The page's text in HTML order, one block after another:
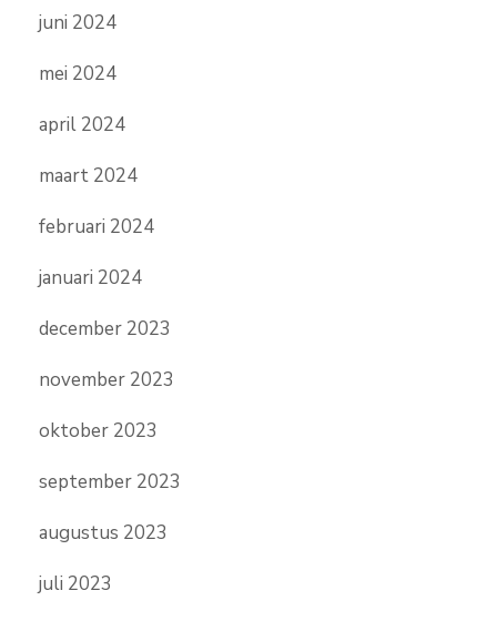
juni 2024
mei 2024
april 2024
maart 2024
februari 2024
januari 2024
december 2023
november 2023
oktober 2023
september 2023
augustus 2023
juli 2023